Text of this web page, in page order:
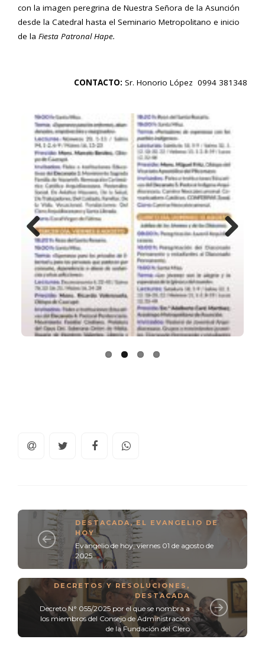
con la imagen peregrina de Nuestra Señora de la Asunción
desde la Catedral hasta el Seminario Metropolitano e inicio
de la Fiesta Patronal Hape.
CONTACTO: Sr. Honorio López 0994 381348
Previo
us
Next
DESTACADA,EL EVANGELIO DE
HOY
Evangelio de hoy, viernes 01 de agosto de
2025
DECRETOS Y RESOLUCIONES ,
DESTACADA
Decreto N° 055/2025 por el que se nombra a
los miembros del Consejo de Administración
de la Fundación del Clero